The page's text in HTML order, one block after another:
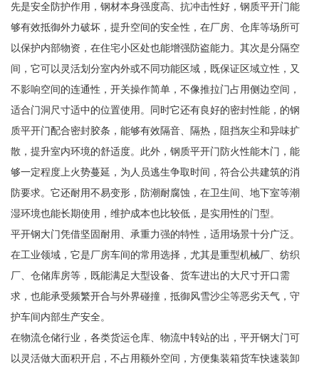
先是安全防护作用，钢材本身强度高、抗冲击性好，钢质平开门能
够有效抵御外力破坏，提升空间的安全性，在厂房、仓库等场所可
以保护内部物资，在住宅小区处也能增强防盗能力。其次是分隔空
间，它可以灵活划分室内外或不同功能区域，既保证区域立性，又
不影响空间的连通性，开关操作简单，不像推拉门占用侧边空间，
适合门洞尺寸适中的位置使用。同时它还有良好的密封性能，的钢
质平开门配合密封胶条，能够有效隔音、隔热，阻挡灰尘和异味扩
散，提升室内环境的舒适度。此外，钢质平开门防火性能木门，能
够一定程度上火势蔓延，为人员逃生争取时间，符合公共建筑的消
防要求。它还耐用不易变形，防潮耐腐蚀，在卫生间、地下室等潮
湿环境也能长期使用，维护成本也比较低，是实用性的门型。
平开钢大门凭借坚固耐用、承重力强的特性，适用场景十分广泛。
在工业领域，它是厂房车间的常用选择，尤其是重型机械厂、纺织
厂、仓储库房等，既能满足大型设备、货车进出的大尺寸开口需
求，也能承受频繁开合与外界碰撞，抵御风雪沙尘等恶劣天气，守
护车间内部生产安全。
在物流仓储行业，各类货运仓库、物流中转站的出，平开钢大门可
以灵活做大面积开启，不占用额外空间，方便集装箱货车快速装卸